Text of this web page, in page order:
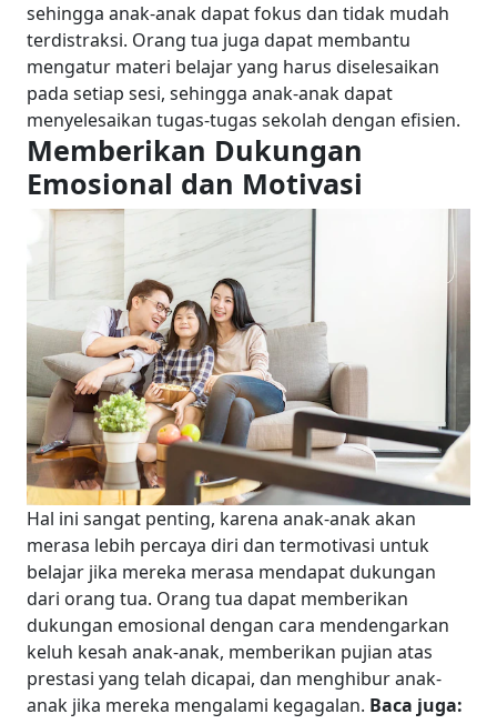
sehingga anak-anak dapat fokus dan tidak mudah
terdistraksi. Orang tua juga dapat membantu
mengatur materi belajar yang harus diselesaikan
pada setiap sesi, sehingga anak-anak dapat
menyelesaikan tugas-tugas sekolah dengan efisien.
Memberikan Dukungan
Emosional dan Motivasi
Hal ini sangat penting, karena anak-anak akan
merasa lebih percaya diri dan termotivasi untuk
belajar jika mereka merasa mendapat dukungan
dari orang tua. Orang tua dapat memberikan
dukungan emosional dengan cara mendengarkan
keluh kesah anak-anak, memberikan pujian atas
prestasi yang telah dicapai, dan menghibur anak-
anak jika mereka mengalami kegagalan. Baca juga: